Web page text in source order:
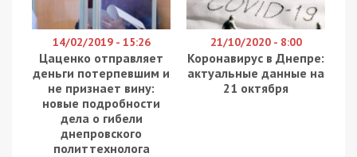
Командир частини ЗСУ виписав сам собі премію у
зв’язку з пораненням, якого насправді не було. Про
це повідомляє49000 з посиланням на
реєстрсудових рішень.
Майор ЗСУ, родом з смт. Краснокутськ проходив